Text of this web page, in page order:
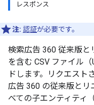
レスポンス
注: 認証が必要です。
検索広告 360 従来版と
を含む CSV ファイル
ドします。リクエスト
広告 360 の従来版とリ
べての子エンティティ